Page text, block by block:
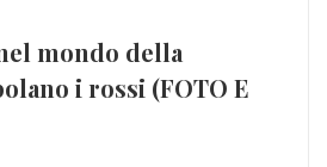
mondo della
i rossi (FOTO E